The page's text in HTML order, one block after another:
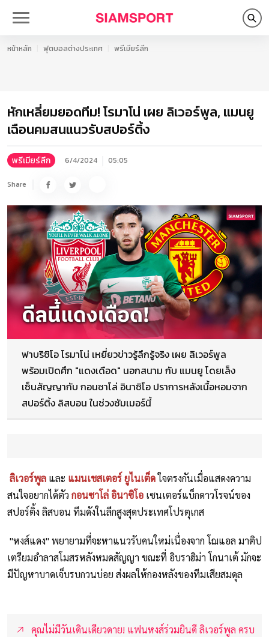
หน้าหลัก ฟุตบอลต่างประเทศ พรีเมียร์ลีก
หักเหลี่ยมยอดทีม! โรมาโน่ เผย ลิเวอร์พูล, แมนยู
เฉือนคมสนแนวรับสปอร์ติ้ง
พรีเมียร์ลีก 6/4/2024 05:05
Share
ฟาบริซิโอ โรมาโน่ เหยี่ยวข่าวรู้ลึกรู้จริง เผย ลิเวอร์พูล
พร้อมเปิดศึก "แดงเดือด" นอกสนาม กับ แมนยู โดยเล็ง
เซ็นสัญญากับ กอนซาโล่ อินาซิโอ ปราการหลังเนื้อหอมจาก
สปอร์ติ้ง ลิสบอน ในช่วงซัมเมอร์นี้
ลิเวอร์พูล และ แมนเชสเตอร์ ยูไนเต็ดใจตรงกันเมื่อแสดงความ
สนใจอยากได้ตัว กอนซาโล่ อินาซิโอ เซนเตอร์แบ็กดาวโรจน์ของ
สปอร์ติ้ง ลิสบอน ทีมดังในลีกสูงสุดประเทศโปรตุเกส
"หงส์แดง" พยายามที่จะหาแนวรับคนใหม่เนื่องจาก โฌแอล มาติป
เตรียมอำลาสโมสรหลังหมดสัญญา ขณะที่ อิบราฮิม่า โกนาเต้ มักจะ
มีปัญหาบาดเจ็บรบกวนบ่อย ส่งผลให้กองหลังของทีมเสียสมดุล
คุณไม่มีวันเดินเดียวดาย! แฟนหงส์ร่วมยินดี ลิเวอร์พูล ครบ